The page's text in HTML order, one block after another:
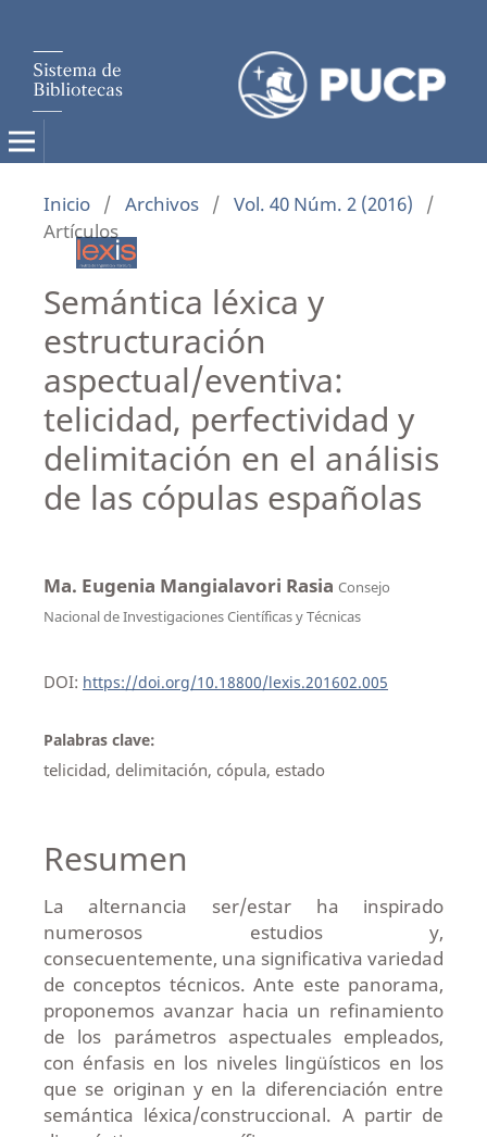
Inicio / Archivos / Vol. 40 Núm. 2 (2016)
/
Artículos
Semántica léxica y
estructuración
aspectual/eventiva:
telicidad, perfectividad y
delimitación en el análisis
de las cópulas españolas
Ma. Eugenia Mangialavori Rasia Consejo
Nacional de Investigaciones Científicas y Técnicas
DOI: https://doi.org/10.18800/lexis.201602.005
Palabras clave:
telicidad, delimitación, cópula, estado
Resumen
La alternancia ser/estar ha inspirado
numerosos estudios y,
consecuentemente, una significativa variedad
de conceptos técnicos. Ante este panorama,
proponemos avanzar hacia un refinamiento
de los parámetros aspectuales empleados,
con énfasis en los niveles lingüísticos en los
que se originan y en la diferenciación entre
semántica léxica/construccional. A partir de